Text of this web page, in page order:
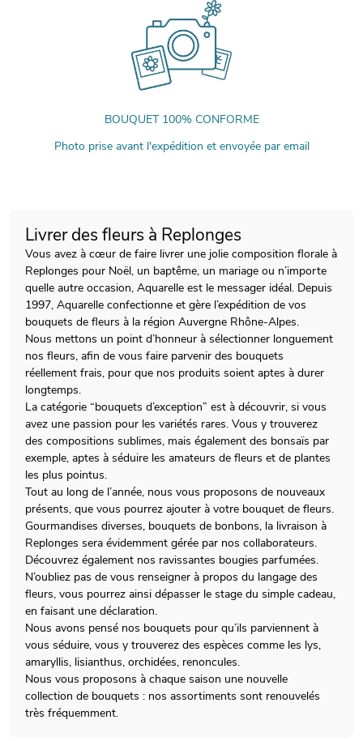
BOUQUET 100% CONFORME
Photo prise avant l'expédition et envoyée par email
Livrer des fleurs à Replonges
Vous avez à cœur de faire livrer une jolie composition florale à
Replonges pour Noël, un baptême, un mariage ou n’importe
quelle autre occasion, Aquarelle est le messager idéal. Depuis
1997, Aquarelle confectionne et gère l’expédition de vos
bouquets de fleurs à la région Auvergne Rhône-Alpes.
Nous mettons un point d’honneur à sélectionner longuement
nos fleurs, afin de vous faire parvenir des bouquets
réellement frais, pour que nos produits soient aptes à durer
longtemps.
La catégorie “bouquets d’exception” est à découvrir, si vous
avez une passion pour les variétés rares. Vous y trouverez
des compositions sublimes, mais également des bonsaïs par
exemple, aptes à séduire les amateurs de fleurs et de plantes
les plus pointus.
Tout au long de l’année, nous vous proposons de nouveaux
présents, que vous pourrez ajouter à votre bouquet de fleurs.
Gourmandises diverses, bouquets de bonbons, la livraison à
Replonges sera évidemment gérée par nos collaborateurs.
Découvrez également nos ravissantes bougies parfumées.
N’oubliez pas de vous renseigner à propos du langage des
fleurs, vous pourrez ainsi dépasser le stage du simple cadeau,
en faisant une déclaration.
Nous avons pensé nos bouquets pour qu’ils parviennent à
vous séduire, vous y trouverez des espèces comme les lys,
amaryllis, lisianthus, orchidées, renoncules.
Nous vous proposons à chaque saison une nouvelle
collection de bouquets : nos assortiments sont renouvelés
très fréquemment.